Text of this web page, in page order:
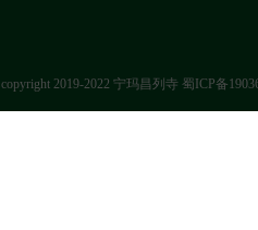
copyright 2019-2022 宁玛昌列寺 蜀ICP备